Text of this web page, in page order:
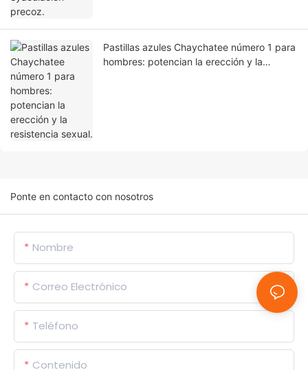
Pastillas azules Chaychatee número 1 para
hombres: potencian la erección y la
Ponte en contacto con nosotros
Nombre
Correo Electrónico
Teléfono
Contenido